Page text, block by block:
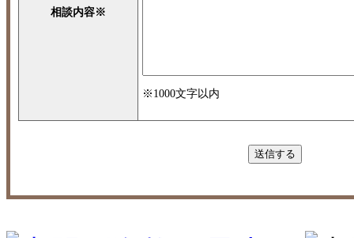
相談内容※
※1000文字以内